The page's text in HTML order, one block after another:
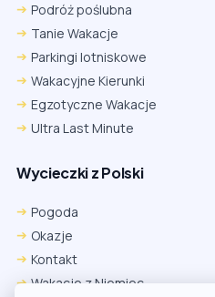
Podróż poślubna
Tanie Wakacje
Parkingi lotniskowe
Wakacyjne Kierunki
Egzotyczne Wakacje
Ultra Last Minute
Wycieczki z Polski
Pogoda
Okazje
Kontakt
Wakacje z Niemiec